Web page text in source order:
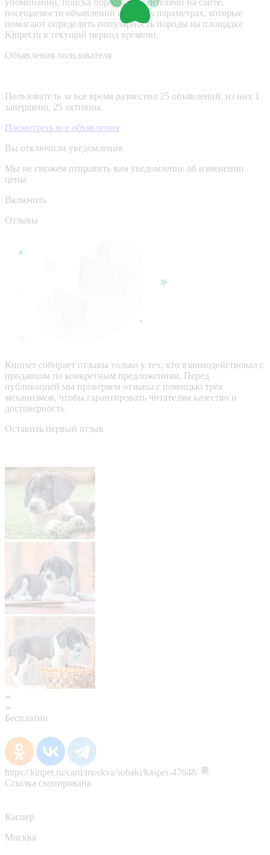
посещаемости объявлений и других параметрах, которые
помогают определить популярность породы на площадке
Kinpet.ru в текущий период времени.
Объявления пользователя
Пользователь за все время разместил 25 объявлений, из них 1
завершено, 25 активны.
Посмотреть все объявления
Вы отключили уведомления
Мы не сможем отправить вам уведомление об изменении
цены
Включить
Отзывы
Кинпет собирает отзывы только у тех, кто взаимодействовал с
продавцом по конкретным предложениям. Перед
публикацией мы проверяем отзывы с помощью трёх
механизмов, чтобы гарантировать читателям качество и
достоверность
Оставить первый отзыв
Бесплатно
https://kinpet.ru/card/moskva/sobaki/kasper-47648/
Ссылка скопирована
Каспер
Москва